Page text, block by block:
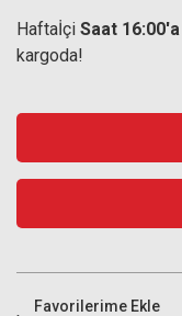
Haftaİçi Saat 16:00'a
kargoda!